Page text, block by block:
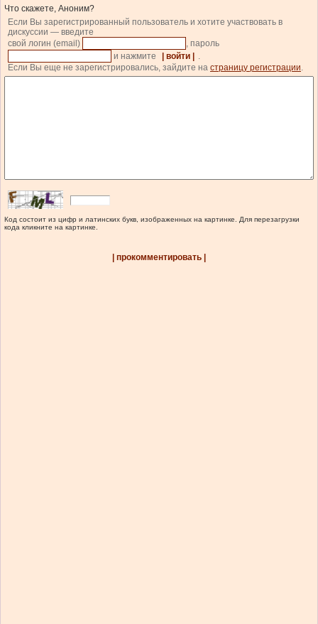
Что скажете, Аноним?
Если Вы зарегистрированный пользователь и хотите участвовать в
дискуссии — введите
свой логин (email)
, пароль
и нажмите
| войти |
.
Если Вы еще не зарегистрировались, зайдите на страницу регистрации.
Код состоит из цифр и латинских букв, изображенных на картинке. Для перезагрузки
кода кликните на картинке.
| прокомментировать |